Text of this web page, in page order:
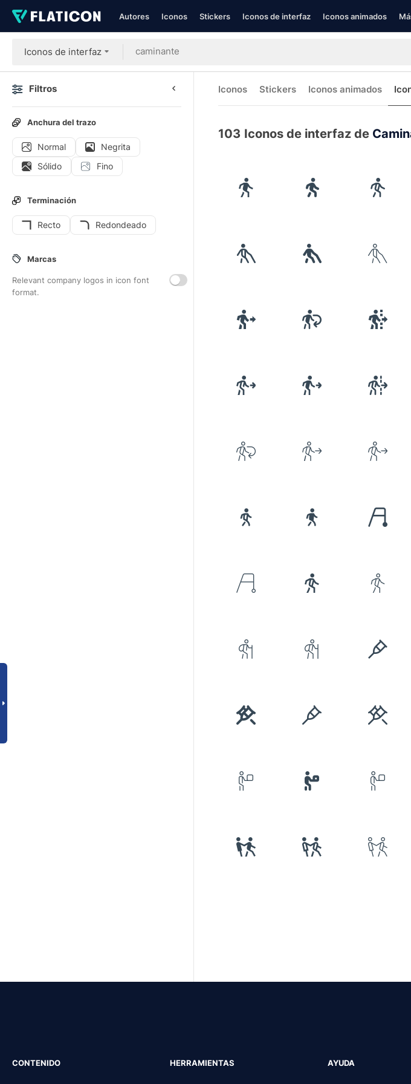
Autores Iconos Stickers Iconos de interfaz Iconos animados
Iconos de interfaz
Filtros
Anchura del trazo
Normal
Negrita
Sólido
Fino
Terminación
Recto Redondeado
Marcas
Relevant company logos in icon font
format.
Iconos Stickers Iconos animados
103 Iconos de interfaz de
CONTENIDO HERRAMIENTAS AYUDA